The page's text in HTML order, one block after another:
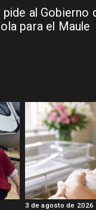
pide al Gobierno
para el Maule
3 de agosto de 2026